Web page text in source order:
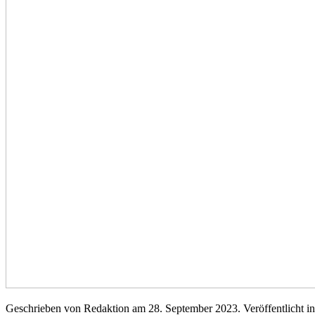
Geschrieben von Redaktion am 28. September 2023. Veröffentlicht in